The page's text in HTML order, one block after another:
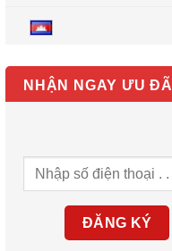
NHẬN NGAY ƯU ĐÃI